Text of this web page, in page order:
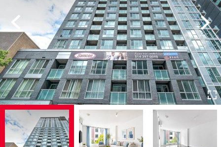
Previous Next